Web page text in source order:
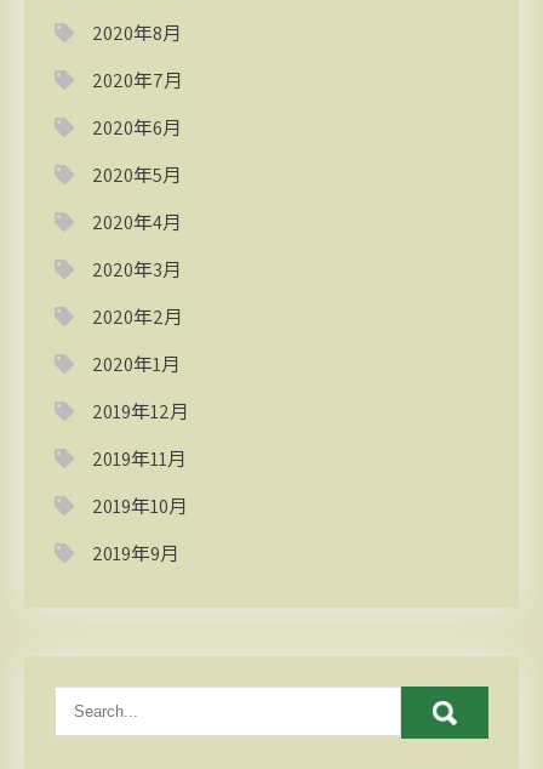
2020年8月
2020年7月
2020年6月
2020年5月
2020年4月
2020年3月
2020年2月
2020年1月
2019年12月
2019年11月
2019年10月
2019年9月